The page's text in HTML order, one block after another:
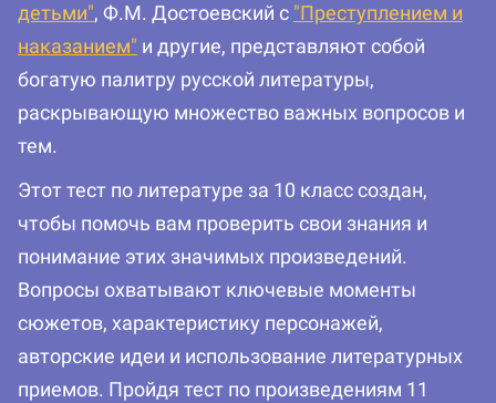
детьми", Ф.М. Достоевский с "Преступлением и
наказанием" и другие, представляют собой
богатую палитру русской литературы,
раскрывающую множество важных вопросов и
тем.
Этот тест по литературе за 10 класс создан,
чтобы помочь вам проверить свои знания и
понимание этих значимых произведений.
Вопросы охватывают ключевые моменты
сюжетов, характеристику персонажей,
авторские идеи и использование литературных
приемов. Пройдя тест по произведениям 11